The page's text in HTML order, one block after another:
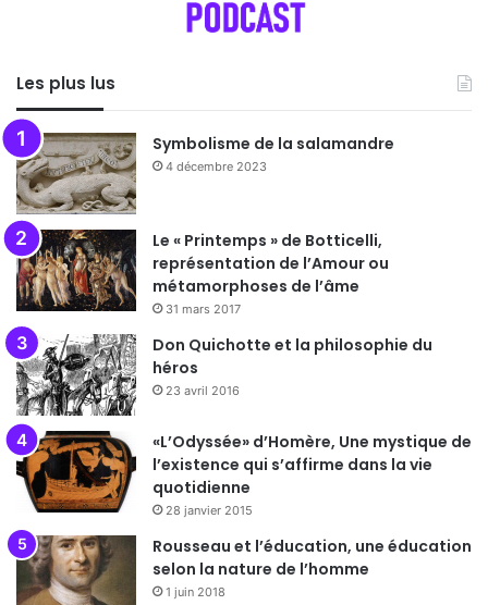
Les plus lus
Symbolisme de la salamandre
4 décembre 2023
Le « Printemps » de Botticelli,
représentation de l’Amour ou
métamorphoses de l’âme
31 mars 2017
Don Quichotte et la philosophie du
héros
23 avril 2016
«L’Odyssée» d’Homère, Une mystique de
l’existence qui s’affirme dans la vie
quotidienne
28 janvier 2015
Rousseau et l’éducation, une éducation
selon la nature de l’homme
1 juin 2018